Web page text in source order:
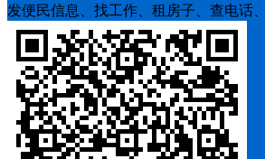
发便民信息、找工作、租房子、查电话